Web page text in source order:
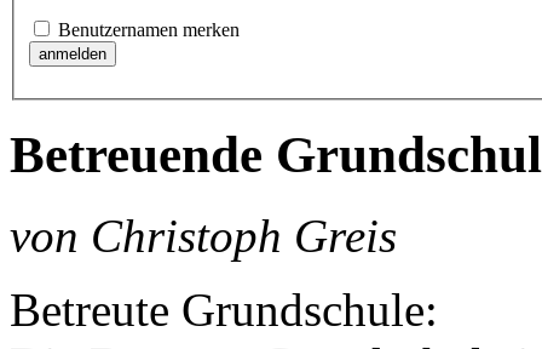
Benutzernamen merken
Betreuende
von Christoph Greis
Betreute Grundschule: